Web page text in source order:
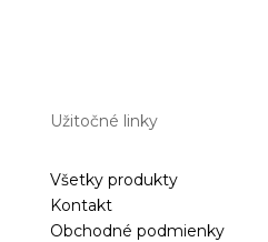
Užitočné linky
Všetky produkty
Kontakt
Obchodné podmienky